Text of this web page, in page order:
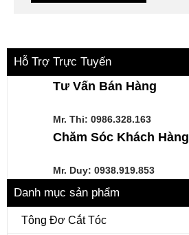
Hỗ Trợ Trực Tuyến
Tư Vấn Bán Hàng
Mr. Thi: 0986.328.163
Chăm Sóc Khách Hàng
Mr. Duy: 0938.919.853
Danh mục sản phẩm
Tông Đơ Cắt Tóc